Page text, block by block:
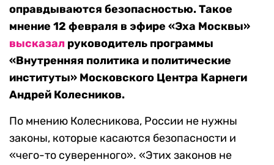
оправдываются безопасностью. Такое
мнение 12 февраля в эфире «Эха Москвы»
высказал руководитель программы
«Внутренняя политика и политические
институты» Московского Центра Карнеги
Андрей Колесников.
По мнению Колесникова, России не нужны
законы, которые касаются безопасности и
«чего-то суверенного». «Этих законов не